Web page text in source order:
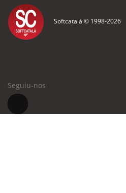
Softcatalà © 1998-2026
Seguiu-nos